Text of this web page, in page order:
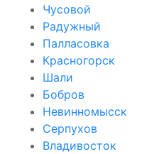
Чусовой
Радужный
Палласовка
Красногорск
Шали
Бобров
Невинномысск
Серпухов
Владивосток